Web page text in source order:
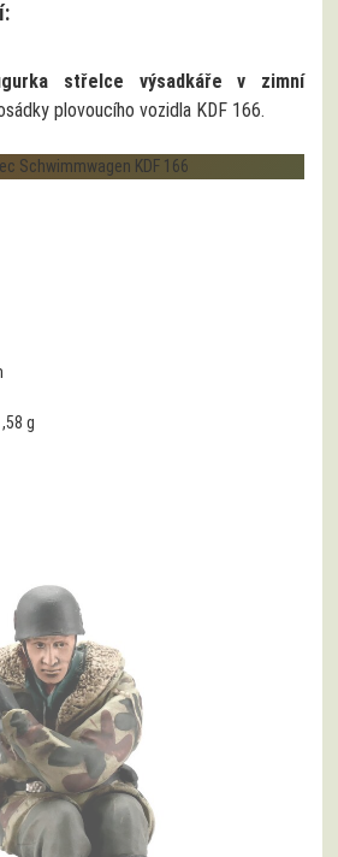
střelce výsadkáře v zimní
plovoucího vozidla KDF 166.
g